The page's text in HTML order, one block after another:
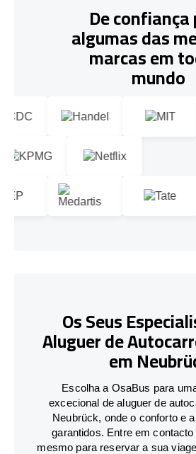
De
algumas das
marcas em
mundo
Os Seus
Aluguer de
em
Escolha a OsaBus para
excecional de aluguer de
Neubrück, onde o conforto e
garantidos. Entre em
mesmo para reservar a sua